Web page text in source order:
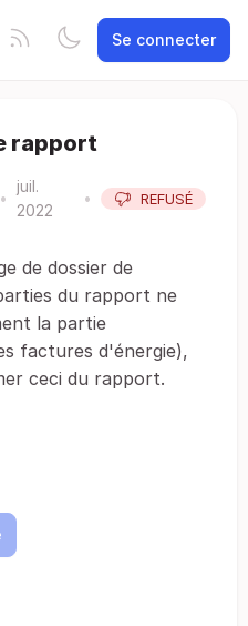
Se connecter
rapport
•
juil.
2022
• REFUSÉ
de dossier de
du rapport ne
la partie
factures d'énergie),
ceci du rapport.